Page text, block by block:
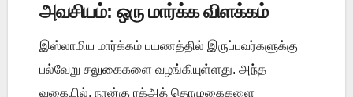
அவசியம்: ஒரு மார்க்க விளக்கம்
இஸ்லாமிய மார்க்கம் பயணத்தில் இருப்பவர்களுக்கு
பல்வேறு சலுகைகளை வழங்கியுள்ளது. அந்த
வகையில், நான்கு ரக்அத் தொழுகைகளை